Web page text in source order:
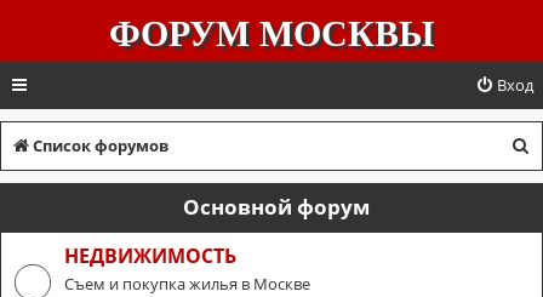
ФОРУМ МОСКВЫ
Вход
Список форумов
о
Основной форум
НЕДВИЖИМОСТЬ
Съем и покупка жилья в Москве